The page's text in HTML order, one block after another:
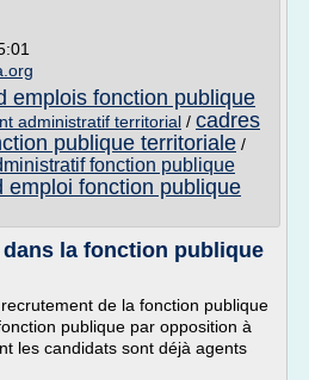
emplois fonction publique
administratif territorial / cadres
publique territoriale /
fonction publique
emploi fonction publique
la fonction publique
de la fonction publique
publique par opposition à
les candidats sont déjà agents